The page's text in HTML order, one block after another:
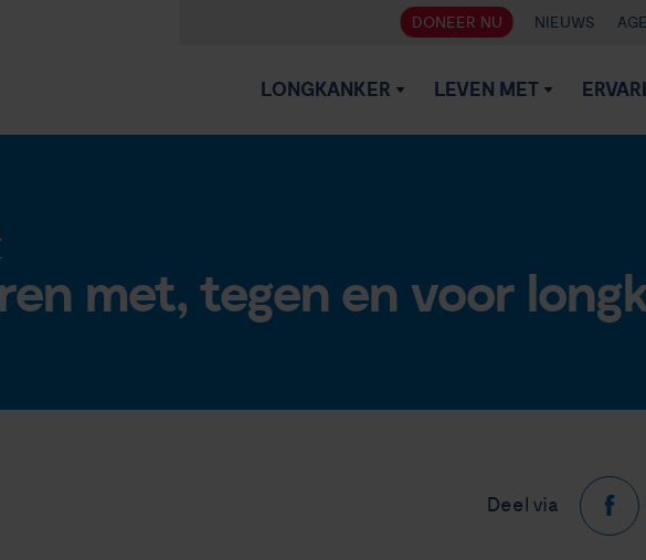
DONEER NU NIEUWS
LONGKANKER LEVEN MET
met, tegen en voor
Deel via